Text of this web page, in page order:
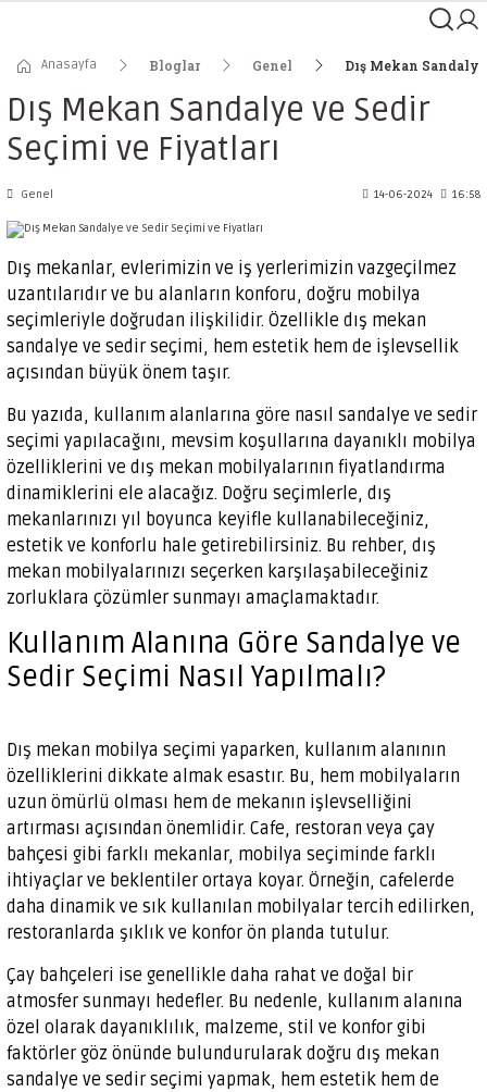
Anasayfa Bloglar Genel Dış Mekan
Dış Mekan Sandalye ve Sedir
Seçimi ve Fiyatları
Genel 14-06-2024 16:58
Dış mekanlar, evlerimizin ve iş yerlerimizin vazgeçilmez
uzantılarıdır ve bu alanların konforu, doğru mobilya
seçimleriyle doğrudan ilişkilidir. Özellikle dış mekan
sandalye ve sedir seçimi, hem estetik hem de işlevsellik
açısından büyük önem taşır.
Bu yazıda, kullanım alanlarına göre nasıl sandalye ve sedir
seçimi yapılacağını, mevsim koşullarına dayanıklı mobilya
özelliklerini ve dış mekan mobilyalarının fiyatlandırma
dinamiklerini ele alacağız. Doğru seçimlerle, dış
mekanlarınızı yıl boyunca keyifle kullanabileceğiniz,
estetik ve konforlu hale getirebilirsiniz. Bu rehber, dış
mekan mobilyalarınızı seçerken karşılaşabileceğiniz
zorluklara çözümler sunmayı amaçlamaktadır.
Kullanım Alanına Göre Sandalye ve
Sedir Seçimi Nasıl Yapılmalı?
Dış mekan mobilya seçimi yaparken, kullanım alanının
özelliklerini dikkate almak esastır. Bu, hem mobilyaların
uzun ömürlü olması hem de mekanın işlevselliğini
artırması açısından önemlidir. Cafe, restoran veya çay
bahçesi gibi farklı mekanlar, mobilya seçiminde farklı
ihtiyaçlar ve beklentiler ortaya koyar. Örneğin, cafelerde
daha dinamik ve sık kullanılan mobilyalar tercih edilirken,
restoranlarda şıklık ve konfor ön planda tutulur.
Çay bahçeleri ise genellikle daha rahat ve doğal bir
atmosfer sunmayı hedefler. Bu nedenle, kullanım alanına
özel olarak dayanıklılık, malzeme, stil ve konfor gibi
faktörler göz önünde bulundurularak doğru dış mekan
sandalye ve sedir seçimi yapmak, hem estetik hem de